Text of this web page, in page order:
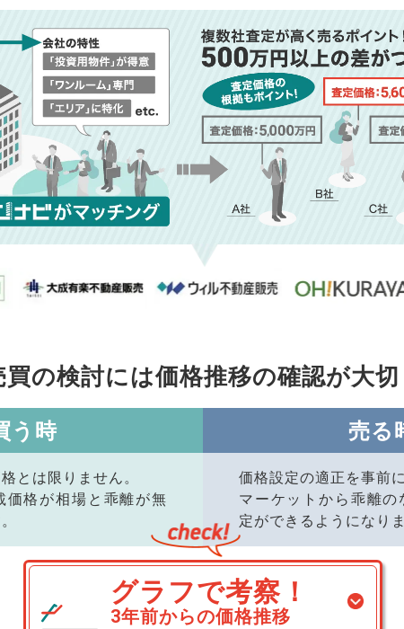
買の検討には価格推移の確認が大
う時
とは限りません。
価格が相場と乖離が無
売る
価格設定の適正を事前
マーケットから乖離
定ができるようになり
グラフで考察！
3年前からの価格推移